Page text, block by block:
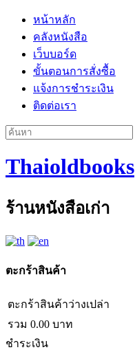
หน้าหลัก
คลังหนังสือ
เว็บบอร์ด
ขั้นตอนการสั่งซื้อ
แจ้งการชำระเงิน
ติดต่อเรา
Thaioldbooks
ร้านหนังสือเก่า
ตะกร้าสินค้า
ตะกร้าสินค้าว่างเปล่า
รวม 0.00 บาท
ชำระเงิน